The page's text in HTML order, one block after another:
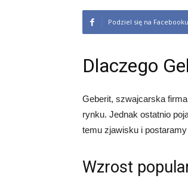
Podziel się na Facebooku
Dlaczego
Geberit, szwajcarska
rynku. Jednak ostatnio
temu zjawisku i
Wzrost